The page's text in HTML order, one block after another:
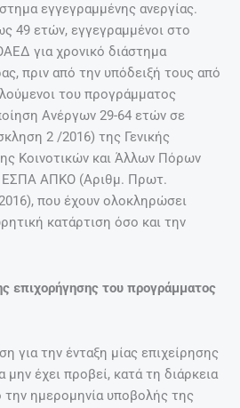
εγγεγραμμένης ανεργίας.
49 ετών, εγγεγραμμένοι στο
για χρονικό διάστημα
πριν από την υπόδειξή τους από
του προγράμματος
Ανέργων 29-64 ετών σε
2 /2016) της Γενικής
Κοινοτικών και Άλλων Πόρων
ΕΣΠΑ ΑΠΚΟ (Αριθμ. Πρωτ.
που έχουν ολοκληρώσει
κατάρτιση όσο και την
επιχορήγησης του προγράμματος
για την ένταξη μίας επιχείρησης
μην έχει προβεί, κατά τη διάρκεια
την ημερομηνία υποβολής της